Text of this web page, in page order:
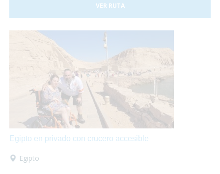
lagos y bosques frondosos. Todas las actividades te
fascinarán y son accesibles para personas con discapacidad
VER RUTA
Egipto en privado con crucero accesible
Egipto